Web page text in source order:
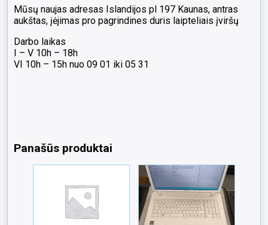
Mūsų naujas adresas Islandijos pl 197 Kaunas, antras
aukštas, įėjimas pro pagrindines duris laipteliais įviršų
Darbo laikas
I – V 10h – 18h
VI 10h – 15h nuo 09 01 iki 05 31
Panašūs produktai